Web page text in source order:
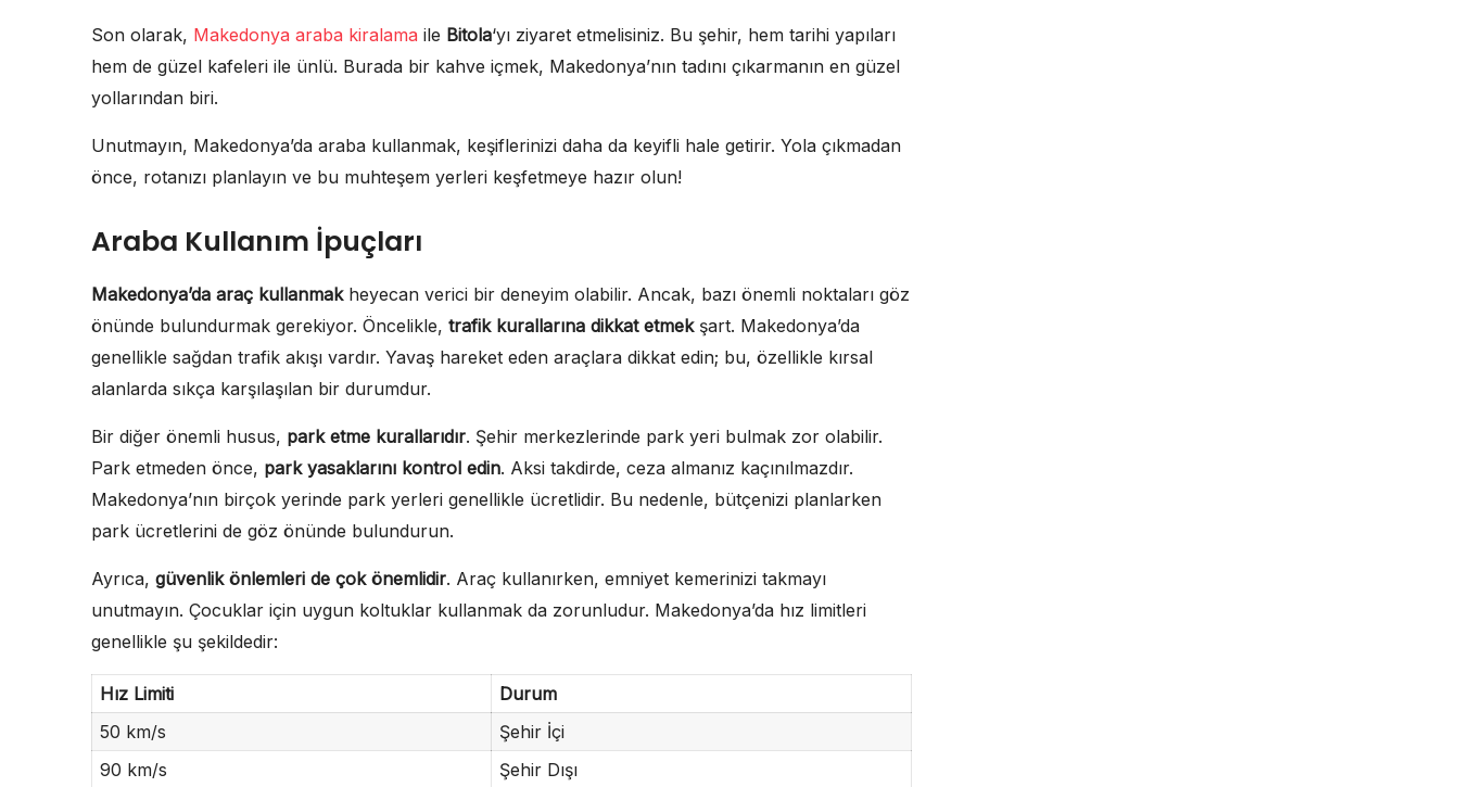
Son olarak, Makedonya araba kiralama ile Bitola‘yı ziyaret etmelisiniz. Bu şehir, hem tarihi yapıları
hem de güzel kafeleri ile ünlü. Burada bir kahve içmek, Makedonya’nın tadını çıkarmanın en güzel
yollarından biri.
Unutmayın, Makedonya’da araba kullanmak, keşiflerinizi daha da keyifli hale getirir. Yola çıkmadan
önce, rotanızı planlayın ve bu muhteşem yerleri keşfetmeye hazır olun!
Araba Kullanım İpuçları
Makedonya’da araç kullanmakheyecan verici bir deneyim olabilir. Ancak, bazı önemli noktaları göz
önünde bulundurmak gerekiyor. Öncelikle, trafik kurallarına dikkat etmekşart. Makedonya’da
genellikle sağdan trafik akışı vardır. Yavaş hareket eden araçlara dikkat edin; bu, özellikle kırsal
alanlarda sıkça karşılaşılan bir durumdur.
Bir diğer önemli husus, park etme kurallarıdır. Şehir merkezlerinde park yeri bulmak zor olabilir.
Park etmeden önce, park yasaklarını kontrol edin. Aksi takdirde, ceza almanız kaçınılmazdır.
Makedonya’nın birçok yerinde park yerleri genellikle ücretlidir. Bu nedenle, bütçenizi planlarken
park ücretlerini de göz önünde bulundurun.
Ayrıca, güvenlik önlemleri de çok önemlidir. Araç kullanırken, emniyet kemerinizi takmayı
unutmayın. Çocuklar için uygun koltuklar kullanmak da zorunludur. Makedonya’da hız limitleri
genellikle şu şekildedir:
Hız Limiti
Durum
50 km/s
Şehir İçi
90 km/s
Şehir Dışı